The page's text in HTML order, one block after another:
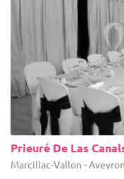
Prieuré De Las
Marcillac-Vallon -